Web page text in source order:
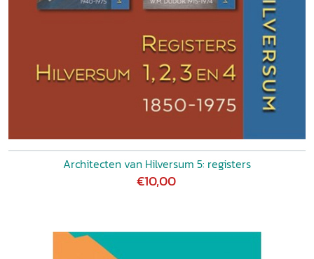
Architecten van Hilversum 5: registers
€10,00